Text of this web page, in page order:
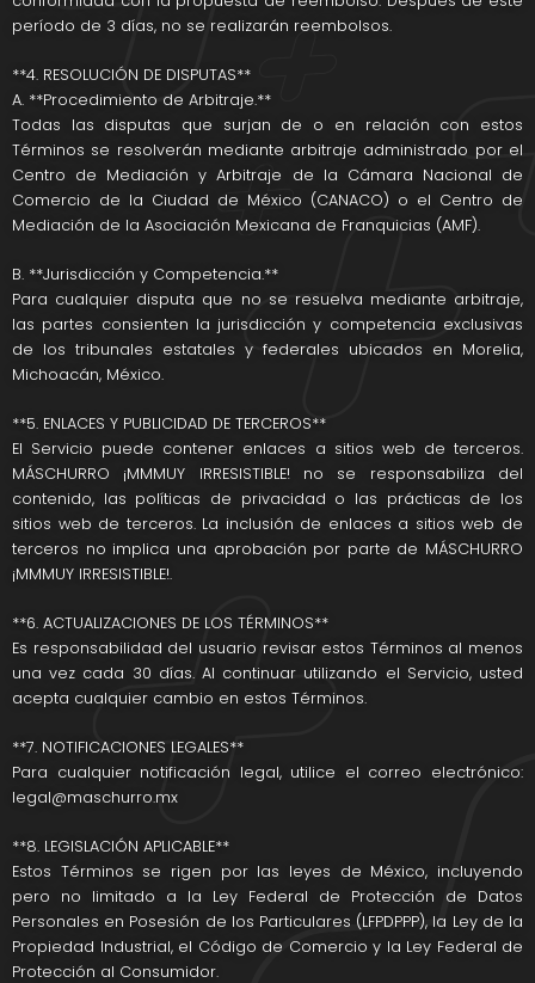
período de 3 días, no se realizarán reembolsos.
**4. RESOLUCIÓN DE DISPUTAS**
A. **Procedimiento de Arbitraje.**
Todas las disputas que surjan de o en relación con estos
Términos se resolverán mediante arbitraje administrado por el
Centro de Mediación y Arbitraje de la Cámara Nacional de
Comercio de la Ciudad de México (CANACO) o el Centro de
Mediación de la Asociación Mexicana de Franquicias (AMF).
B. **Jurisdicción y Competencia.**
Para cualquier disputa que no se resuelva mediante arbitraje,
las partes consienten la jurisdicción y competencia exclusivas
de los tribunales estatales y federales ubicados en Morelia,
Michoacán, México.
**5. ENLACES Y PUBLICIDAD DE TERCEROS**
El Servicio puede contener enlaces a sitios web de terceros.
MÁSCHURRO ¡MMMUY IRRESISTIBLE! no se responsabiliza del
contenido, las políticas de privacidad o las prácticas de los
sitios web de terceros. La inclusión de enlaces a sitios web de
terceros no implica una aprobación por parte de MÁSCHURRO
¡MMMUY IRRESISTIBLE!.
**6. ACTUALIZACIONES DE LOS TÉRMINOS**
Es responsabilidad del usuario revisar estos Términos al menos
una vez cada 30 días. Al continuar utilizando el Servicio, usted
acepta cualquier cambio en estos Términos.
**7. NOTIFICACIONES LEGALES**
Para cualquier notificación legal, utilice el correo electrónico:
legal@maschurro.mx
**8. LEGISLACIÓN APLICABLE**
Estos Términos se rigen por las leyes de México, incluyendo
pero no limitado a la Ley Federal de Protección de Datos
Personales en Posesión de los Particulares (LFPDPPP), la Ley de la
Propiedad Industrial, el Código de Comercio y la Ley Federal de
Protección al Consumidor.